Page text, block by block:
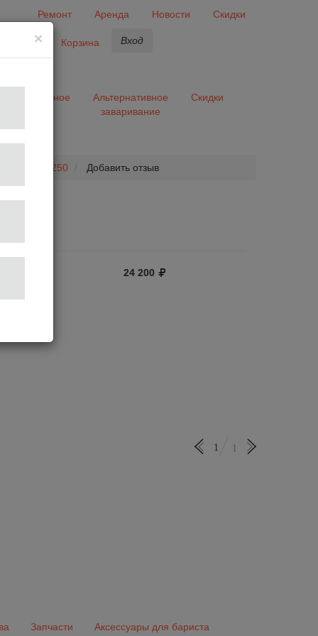
Ремонт Аренда Новости
Скидки
Корзина Вход
Разное
Альтернативное
заваривание
Скидки
System S 250 Добавить отзыв
24 200
1 1
×
Запчасти Аксессуары для бариста